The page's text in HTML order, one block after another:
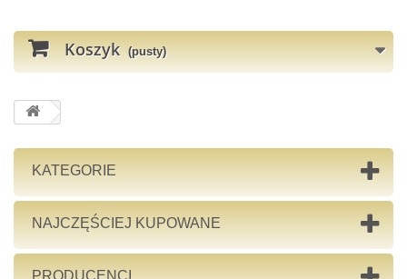
Koszyk (pusty)
KATEGORIE
NAJCZĘŚCIEJ KUPOWANE
PRODUCENCI